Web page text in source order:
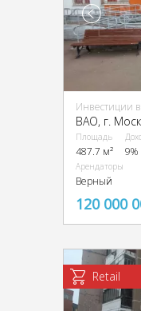
Инвестиции
ВАО, г.
Площадь
487.7 м² 9%
Арендаторы
Верный
120 000
Retail